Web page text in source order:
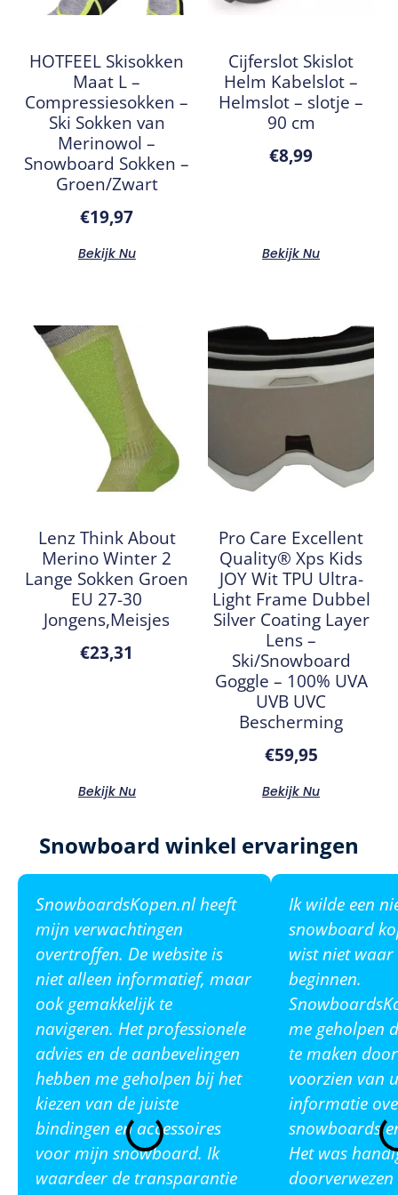
HOTFEEL Skisokken
Maat L –
Compressiesokken –
Ski Sokken van
Merinowol –
Snowboard Sokken –
Groen/Zwart
€19,97
Bekijk Nu
Cijferslot Skislot
Helm Kabelslot –
Helmslot – slotje –
90 cm
€8,99
Bekijk Nu
Lenz Think About
Merino Winter 2
Lange Sokken Groen
EU 27-30
Jongens,Meisjes
€23,31
Bekijk Nu
Pro Care Excellent
Quality® Xps Kids
JOY Wit TPU Ultra-
Light Frame Dubbel
Silver Coating Layer
Lens –
Ski/Snowboard
Goggle – 100% UVA
UVB UVC
Bescherming
€59,95
Bekijk Nu
Snowboard winkel ervaringen
SnowboardsKopen.nl heeft
mijn verwachtingen
overtroffen. De website is
niet alleen informatief, maar
ook gemakkelijk te
navigeren. Het professionele
advies en de aanbevelingen
hebben me geholpen bij het
kiezen van de juiste
bindingen en accessoires
voor mijn snowboard. Ik
waardeer de transparantie
Ik wilde een
snowboard
wist niet waar
beginnen.
me geholpen
te maken
voorzien van
informatie
snowboards
Het was